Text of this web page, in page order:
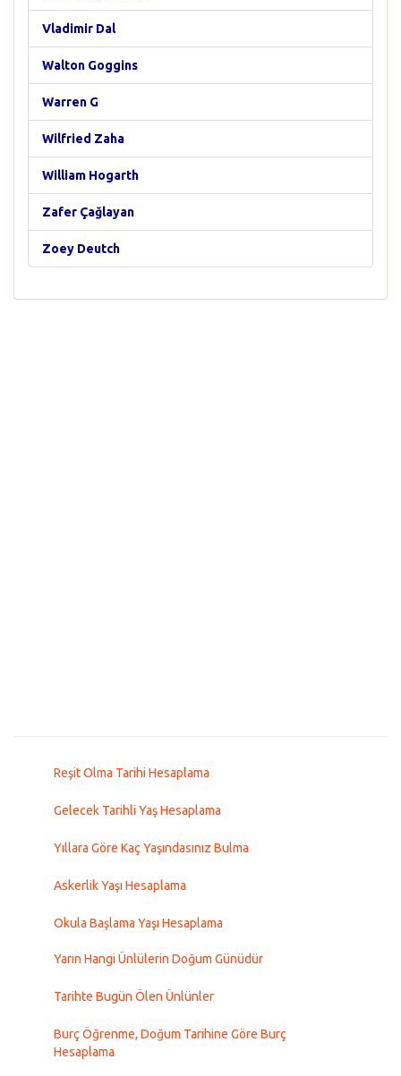
Vladimir Dal
Walton Goggins
Warren G
Wilfried Zaha
William Hogarth
Zafer Çağlayan
Zoey Deutch
Reşit Olma Tarihi Hesaplama
Gelecek Tarihli Yaş Hesaplama
Yıllara Göre Kaç Yaşındasınız Bulma
Askerlik Yaşı Hesaplama
Okula Başlama Yaşı Hesaplama
Yarın Hangi Ünlülerin Doğum Günüdür
Tarihte Bugün Ölen Ünlünler
Burç Öğrenme, Doğum Tarihine Göre Burç
Hesaplama